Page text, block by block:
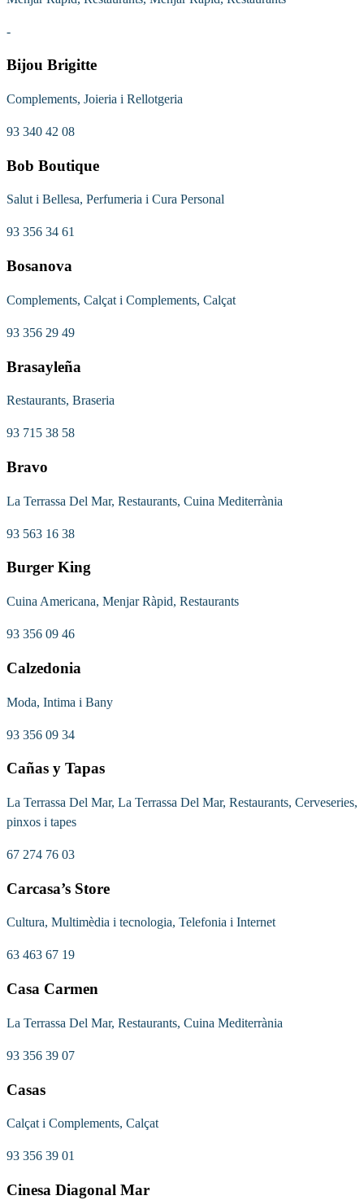
-
Bijou Brigitte
Complements, Joieria i Rellotgeria
93 340 42 08
Bob Boutique
Salut i Bellesa, Perfumeria i Cura Personal
93 356 34 61
Bosanova
Complements, Calçat i Complements, Calçat
93 356 29 49
Brasayleña
Restaurants, Braseria
93 715 38 58
Bravo
La Terrassa Del Mar, Restaurants, Cuina Mediterrània
93 563 16 38
Burger King
Cuina Americana, Menjar Ràpid, Restaurants
93 356 09 46
Calzedonia
Moda, Intima i Bany
93 356 09 34
Cañas y Tapas
La Terrassa Del Mar, La Terrassa Del Mar, Restaurants, Cerveseries,
pinxos i tapes
67 274 76 03
Carcasa’s Store
Cultura, Multimèdia i tecnologia, Telefonia i Internet
63 463 67 19
Casa Carmen
La Terrassa Del Mar, Restaurants, Cuina Mediterrània
93 356 39 07
Casas
Calçat i Complements, Calçat
93 356 39 01
Cinesa Diagonal Mar